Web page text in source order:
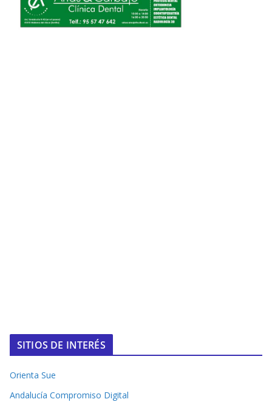
SITIOS DE INTERÉS
Orienta Sue
Andalucía Compromiso Digital